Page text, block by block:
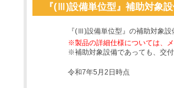
『(Ⅲ)設備単位型』補助対象
『(Ⅲ)設備単位型』の補助対象設
※製品の詳細仕様については、
※補助対象設備であっても、交
令和7年5月2日時点